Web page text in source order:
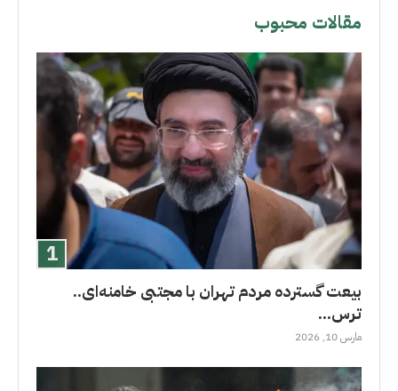
مقالات محبوب
بیعت گسترده مردم تهران با مجتبی خامنه‌ای..
ترس...
مارس 10, 2026